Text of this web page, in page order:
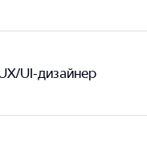
UI-дизайнер